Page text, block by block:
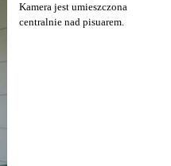
Kamera jest umieszczona
centralnie nad pisuarem.